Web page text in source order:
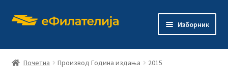
Прескочи
Скочи
Изборник
Почетна Производ Година издања 2015